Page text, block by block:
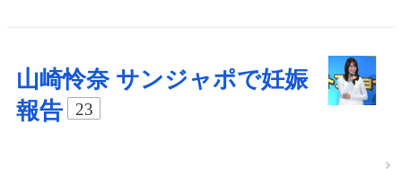
山崎怜奈 サンジャポで妊娠
報告
23